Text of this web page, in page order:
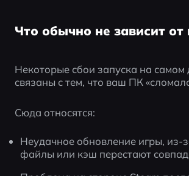
Что обычно не зависит от
Некоторые сбои запуска на самом
связаны с тем, что ваш ПК
Сюда относятся:
Неудачное обновление игры, из-
файлы или кэш перестают